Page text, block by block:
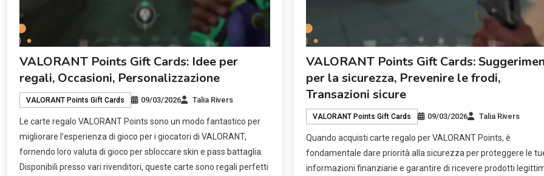
VALORANT Points Gift Cards: Idee per
regali, Occasioni, Personalizzazione
VALORANT Points Gift Cards 09/03/2026 Talia Rivers
Le carte regalo VALORANT Points sono un modo fantastico per
migliorare l’esperienza di gioco per i giocatori di VALORANT,
fornendo loro valuta di gioco per sbloccare skin e pass battaglia.
Disponibili presso vari rivenditori, queste carte sono regali perfetti
VALORANT Points Gift Cards:
per la sicurezza, Prevenire le frodi,
Transazioni sicure
VALORANT Points Gift Cards 09/03/2026 Talia Rivers
Quando acquisti carte regalo per VALORANT Points, è
fondamentale dare priorità alla sicurezza per proteggere le
informazioni finanziarie e garantire di ricevere prodotti